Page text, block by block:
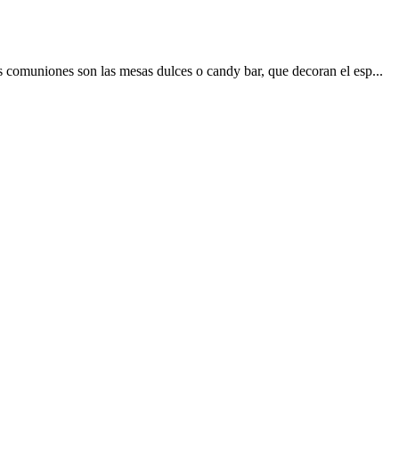
son las mesas dulces o candy bar, que decoran el esp...